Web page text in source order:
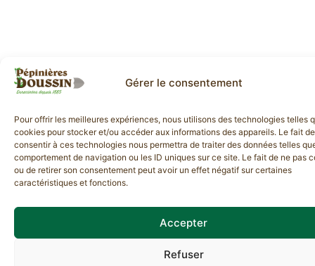
Gérer le consentement
Pour offrir les meilleures expériences, nous utilisons des technologies telles
cookies pour stocker et/ou accéder aux informations des appareils. Le fait de
consentir à ces technologies nous permettra de traiter des données telles
comportement de navigation ou les ID uniques sur ce site. Le fait de ne pas
ou de retirer son consentement peut avoir un effet négatif sur certaines
caractéristiques et fonctions.
Accepter
Refuser